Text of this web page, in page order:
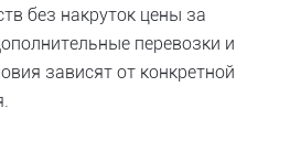
без накруток цены за
перевозки и
зависят от конкретной